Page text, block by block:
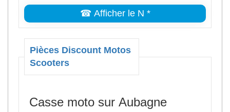
☎ Afficher le N *
Pièces Discount Motos
Scooters
Casse moto sur Aubagne